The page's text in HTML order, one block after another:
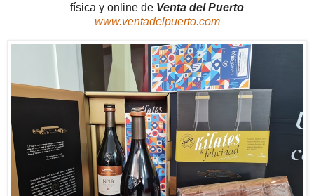
física y online de Venta del Puerto
www.ventadelpuerto.com